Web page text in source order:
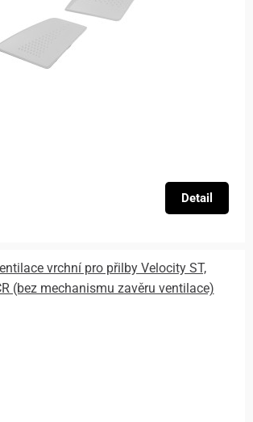
Detail
vrchní pro přilby Velocity ST,
(bez mechanismu zavěru ventilace)